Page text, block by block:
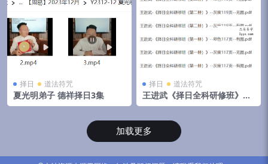
择日 道法符咒
夏光明弟子 德祥择日3集
择日 道法符咒
王进武《择日全科研修班》资
料（第一册）（第二册）2本
加载更多